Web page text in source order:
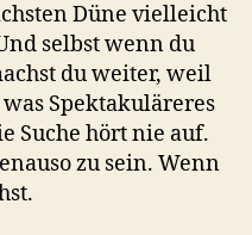
Düne vielleicht
selbst wenn du
du weiter, weil
Spektakuläreres
Suche hört nie auf.
zu sein. Wenn